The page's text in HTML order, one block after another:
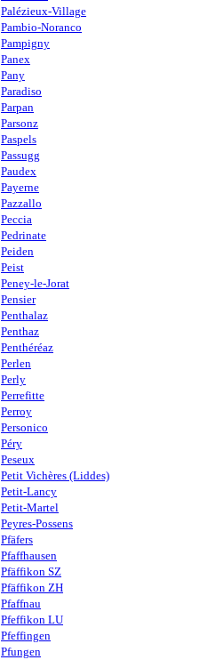
Palézieux-Village
Pambio-Noranco
Pampigny
Panex
Pany
Paradiso
Parpan
Parsonz
Paspels
Passugg
Paudex
Payerne
Pazzallo
Peccia
Pedrinate
Peiden
Peist
Peney-le-Jorat
Pensier
Penthalaz
Penthaz
Penthéréaz
Perlen
Perly
Perrefitte
Perroy
Personico
Péry
Peseux
Petit Vichères (Liddes)
Petit-Lancy
Petit-Martel
Peyres-Possens
Pfäfers
Pfaffhausen
Pfäffikon SZ
Pfäffikon ZH
Pfaffnau
Pfeffikon LU
Pfeffingen
Pfungen